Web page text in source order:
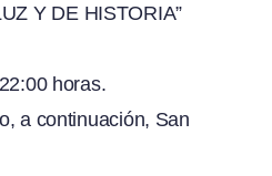
Y DE HISTORIA”
horas.
a continuación, San